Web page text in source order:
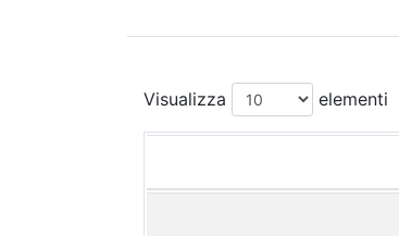
Visualizza elementi